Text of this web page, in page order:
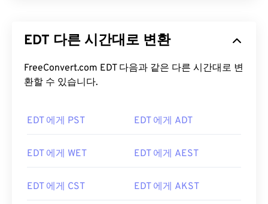
EDT 다른 시간대로 변환
FreeConvert.com EDT 다음과 같은 다른 시간대로 변
환할 수 있습니다.
EDT 에게 PST EDT 에게 ADT
EDT 에게 WET EDT 에게 AEST
EDT 에게 CST EDT 에게 AKST